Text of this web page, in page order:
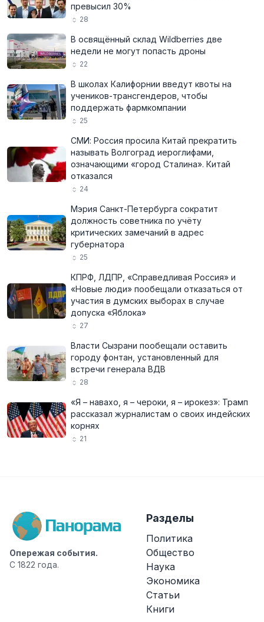
превысил 30%
28
В освящённый склад Wildberries две
недели не могут попасть дроны
22
В школах Калифорнии введут квоты на
учеников-трансгендеров, чтобы
поддержать фармкомпании
25
СМИ: Россия просила Китай прекратить
называть Волгоград иероглифами,
означающими «город Сталина». Китай
отказался
24
Мэрия Санкт-Петербурга сократит
должность советника по учёту
критических замечаний в адрес
губернатора
25
КПРФ, ЛДПР, «Справедливая Россия» и
«Новые люди» пообещали отказаться от
участия в думских выборах в случае
допуска «Яблока»
27
Власти Сызрани пообещали оставить
городу фонтан, установленный для
встречи генерала ВДВ
28
«Я – навахо, я – чероки, я – ирокез»: Трамп
рассказал журналистам о своих индейских
корнях
21
Опережая события.
С 1822 года.
Разделы
Политика
Общество
Наука
Экономика
Статьи
Книги